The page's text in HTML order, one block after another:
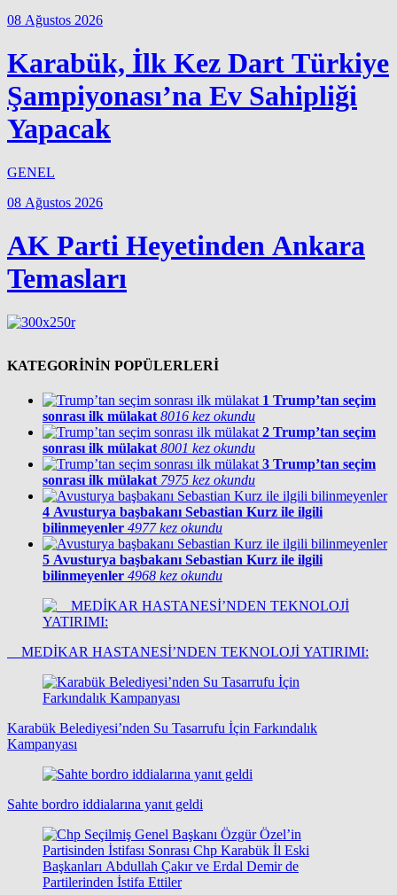
08 Ağustos 2026
Karabük, İlk Kez Dart Türkiye
Şampiyonası’na Ev Sahipliği
Yapacak
GENEL
08 Ağustos 2026
AK Parti Heyetinden Ankara
Temasları
KATEGORİNİN POPÜLERLERİ
1 Trump’tan seçim
sonrası ilk mülakat 8016 kez okundu
2 Trump’tan seçim
sonrası ilk mülakat 8001 kez okundu
3 Trump’tan seçim
sonrası ilk mülakat 7975 kez okundu
4 Avusturya başbakanı Sebastian Kurz ile ilgili
bilinmeyenler 4977 kez okundu
5 Avusturya başbakanı Sebastian Kurz ile ilgili
bilinmeyenler 4968 kez okundu
MEDİKAR HASTANESİ’NDEN TEKNOLOJİ YATIRIMI:
Karabük Belediyesi’nden Su Tasarrufu İçin Farkındalık
Kampanyası
Sahte bordro iddialarına yanıt geldi